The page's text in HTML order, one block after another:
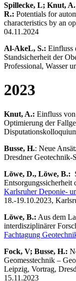
Spillecke, L; Knut,
R.: Potentials for
characteristics by an
04.11.2024
Al-AkeL, S.: Einfluss
Standsicherheit der
Professional, Wasser
2023
Knut, A.: Einfluss
Optimierung der
Busse, H.: Neue
Dresdner Geotechnik-
Löwe, D., Löwe, B.:
Entsorgungssicherheit
Karlsruher Deponie-
18.-19.10.2023,
Löwe, B.: Aus dem
interdisziplinärer
Fachtagung
Fock, V; Busse, H.:
Geomesstechnik –
Leipzig, Vortrag,
15.11.2023